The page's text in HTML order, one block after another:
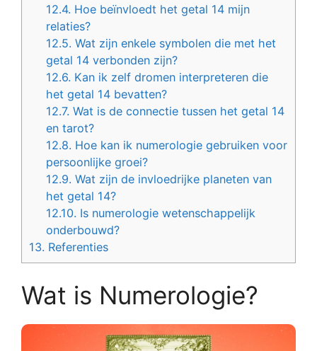
12.4. Hoe beïnvloedt het getal 14 mijn
relaties?
12.5. Wat zijn enkele symbolen die met het
getal 14 verbonden zijn?
12.6. Kan ik zelf dromen interpreteren die
het getal 14 bevatten?
12.7. Wat is de connectie tussen het getal 14
en tarot?
12.8. Hoe kan ik numerologie gebruiken voor
persoonlijke groei?
12.9. Wat zijn de invloedrijke planeten van
het getal 14?
12.10. Is numerologie wetenschappelijk
onderbouwd?
13. Referenties
Wat is Numerologie?